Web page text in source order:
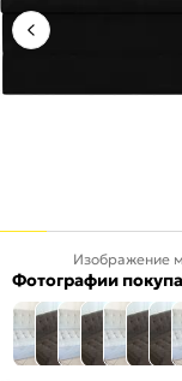
Изображение
Фотографии